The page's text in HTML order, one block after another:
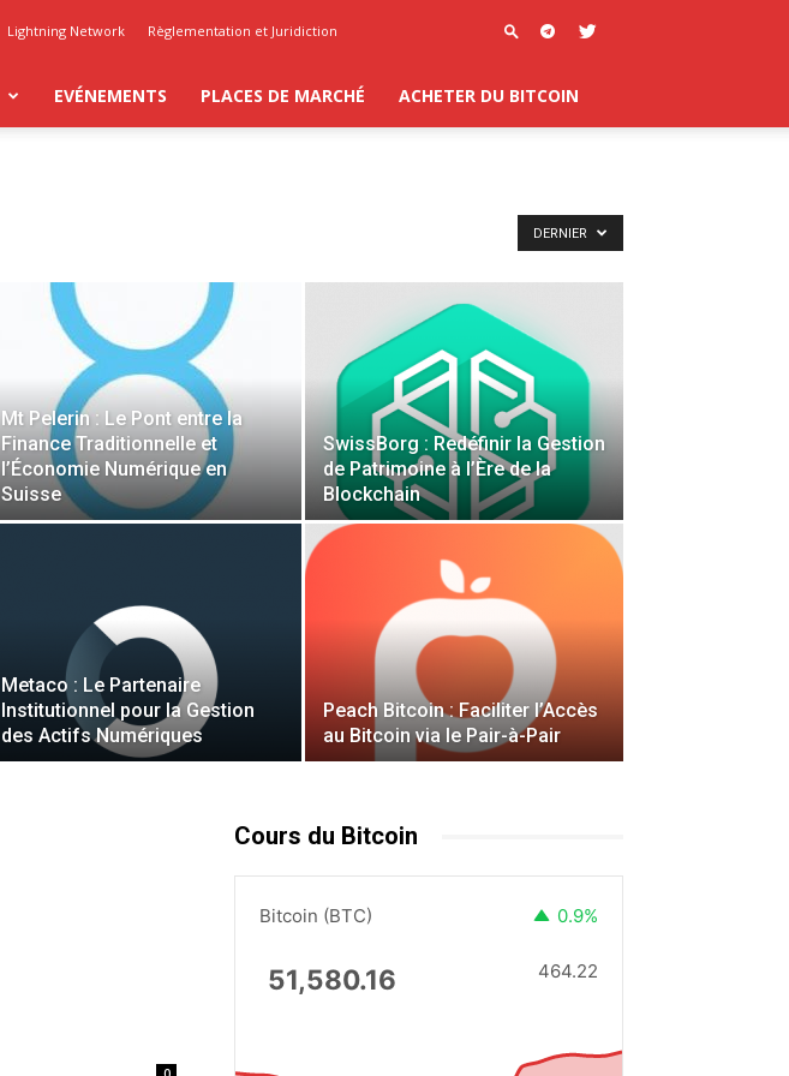
Lightning Network Règlementation et Juridiction
EVÉNEMENTS PLACES DE MARCHÉ ACHETER DU BITCOIN
DERNIER
Mt Pelerin : Le Pont entre la
Finance Traditionnelle et
l’Économie Numérique en
Suisse
SwissBorg : Redéfinir la Gestion
de Patrimoine à l’Ère de la
Blockchain
Metaco : Le Partenaire
Institutionnel pour la Gestion
des Actifs Numériques
Peach Bitcoin : Faciliter l’Accès
au Bitcoin via le Pair-à-Pair
Cours du Bitcoin
Bitcoin (BTC) 0.9%
51,580.16 464.22